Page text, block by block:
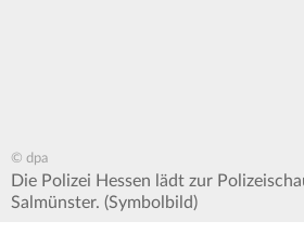
© dpa
Die Polizei Hessen lädt zur
Salmünster. (Symbolbild)